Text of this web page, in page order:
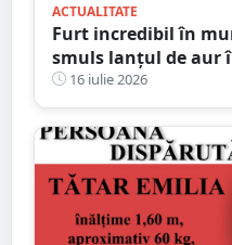
ACTUALITATE
Furt incredibil în
smuls lanțul de aur
săruta
16 iulie 2026